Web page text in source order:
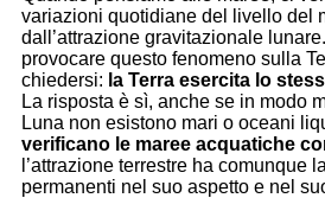
variazioni quotidiane del livello del
dall’attrazione gravitazionale
provocare questo fenomeno sulla
chiedersi: la Terra esercita lo
La risposta è sì, anche se in modo
Luna non esistono mari o oceani
verificano le maree acquatiche
l’attrazione terrestre ha comunque
permanenti nel suo aspetto e nel